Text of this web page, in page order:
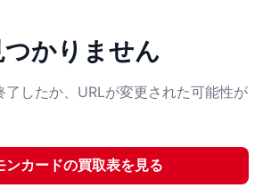
かりません
了したか、URLが変更された可能性が
ンカードの買取表を見る